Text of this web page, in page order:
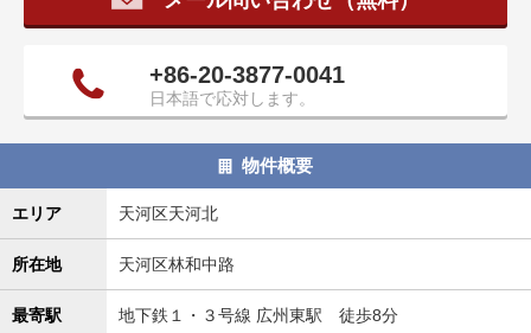
+86-20-3877-0041
日本語で応対します。
物件概要
エリア 天河区天河北
所在地 天河区林和中路
最寄駅 地下鉄１・３号線 広州東駅 徒歩8分